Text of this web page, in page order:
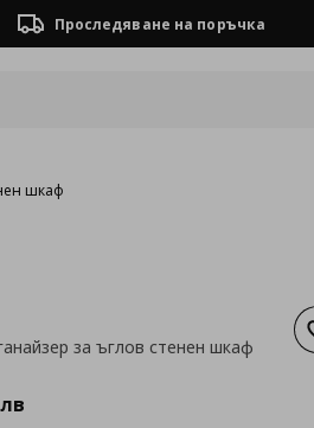
Проследяване на поръчка
шкаф
за ъглов стенен шкаф
лв